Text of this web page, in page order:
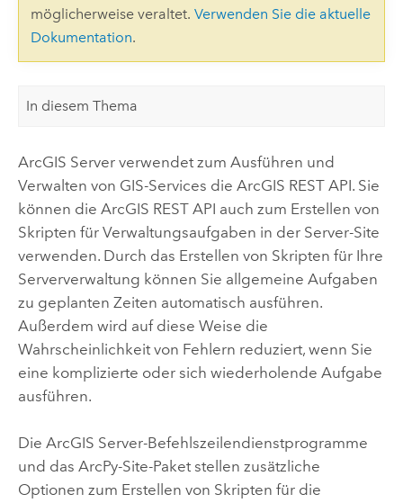
möglicherweise veraltet. Verwenden Sie die aktuelle
Dokumentation.
In diesem Thema
ArcGIS Serververwendet zum Ausführen und
Verwalten von GIS-Services die ArcGIS REST API. Sie
können die ArcGIS REST API auch zum Erstellen von
Skripten für Verwaltungsaufgaben in der Server-Site
verwenden. Durch das Erstellen von Skripten für Ihre
Serververwaltung können Sie allgemeine Aufgaben
zu geplanten Zeiten automatisch ausführen.
Außerdem wird auf diese Weise die
Wahrscheinlichkeit von Fehlern reduziert, wenn Sie
eine komplizierte oder sich wiederholende Aufgabe
ausführen.
Die ArcGIS Server-Befehlszeilendienstprogramme
und das ArcPy-Site-Paket stellen zusätzliche
Optionen zum Erstellen von Skripten für die